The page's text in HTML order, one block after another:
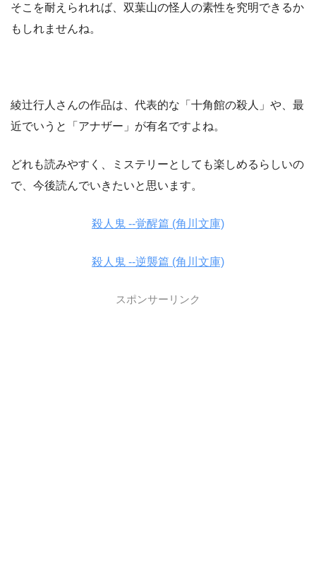
そこを耐えられれば、双葉山の怪人の素性を究明できるか
もしれませんね。
綾辻行人さんの作品は、代表的な「十角館の殺人」や、最
近でいうと「アナザー」が有名ですよね。
どれも読みやすく、ミステリーとしても楽しめるらしいの
で、今後読んでいきたいと思います。
殺人鬼 ‐‐覚醒篇 (角川文庫)
殺人鬼 ‐‐逆襲篇 (角川文庫)
スポンサーリンク